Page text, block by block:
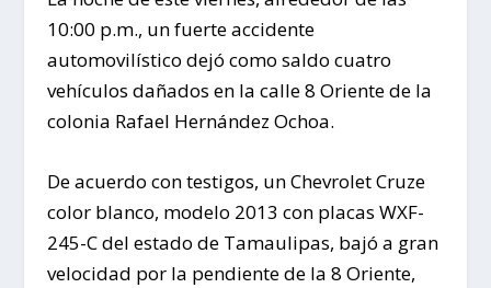
10:00 p.m., un fuerte accidente
automovilístico dejó como saldo cuatro
vehículos dañados en la calle 8 Oriente de la
colonia Rafael Hernández Ochoa.
De acuerdo con testigos, un Chevrolet Cruze
color blanco, modelo 2013 con placas WXF-
245-C del estado de Tamaulipas, bajó a gran
velocidad por la pendiente de la 8 Oriente,